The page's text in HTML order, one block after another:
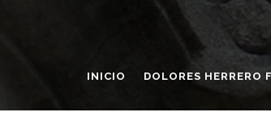
INICIO DOLORES HERRERO